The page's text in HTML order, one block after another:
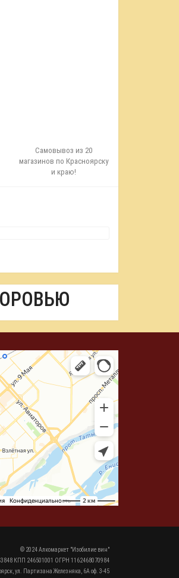
Самовывоз из 20
магазинов по Красноярску
и краю!
© 2024 Алкомаркет "Изобилие вин"
КПП 246501001 ОГРН 1162468070984
ул. Партизана Железняка, 6А оф. 3-45